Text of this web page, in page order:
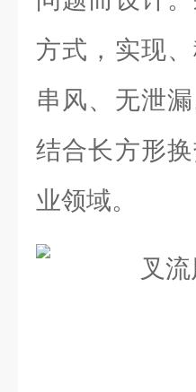
方式，实现
串风、无泄
结合长方形
业领域。